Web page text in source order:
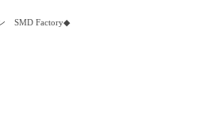
SMD Factory◆